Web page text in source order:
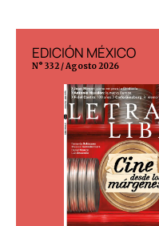
EDICIÓN MÉXICO
N° 332 / Agosto 2026